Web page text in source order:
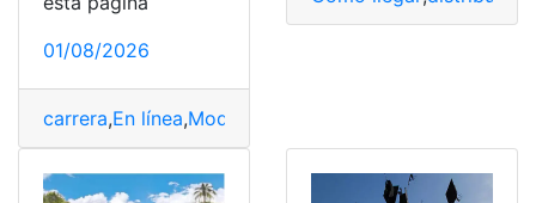
01/08/2026
carrera,En línea,Modalidad